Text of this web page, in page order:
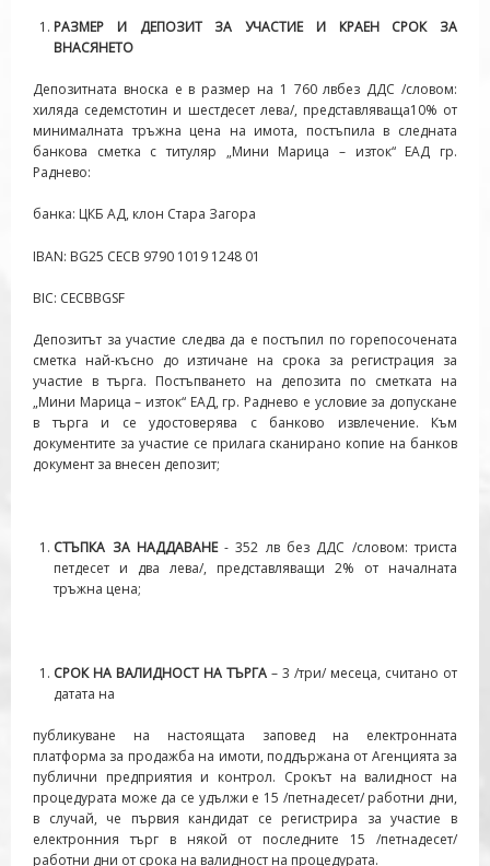
РАЗМЕР И ДЕПОЗИТ ЗА УЧАСТИЕ И КРАЕН СРОК ЗА
ВНАСЯНЕТО
Депозитната вноска е в размер на 1 760 лвбез ДДС /словом:
хиляда седемстотин и шестдесет лева/, представляваща10% от
минималната тръжна цена на имота, постъпила в следната
банкова сметка с титуляр „Мини Марица – изток“ ЕАД гр.
Раднево:
банка: ЦКБ АД, клон Стара Загора
IBAN: BG25 CECB 9790 1019 1248 01
BIC: CECBBGSF
Депозитът за участие следва да е постъпил по горепосочената
сметка най-късно до изтичане на срока за регистрация за
участие в търга. Постъпването на депозита по сметката на
„Мини Марица – изток“ ЕАД, гр. Раднево е условие за допускане
в търга и се удостоверява с банково извлечение. Към
документите за участие се прилага сканирано копие на банков
документ за внесен депозит;
СТЪПКА ЗА НАДДАВАНЕ- 352 лв без ДДС /словом: триста
петдесет и два лева/, представляващи 2% от началната
тръжна цена;
СРОК НА ВАЛИДНОСТ НА ТЪРГА – 3 /три/ месеца, считано от
датата на
публикуване на настоящата заповед на електронната
платформа за продажба на имоти, поддържана от Агенцията за
публични предприятия и контрол. Срокът на валидност на
процедурата може да се удължи е 15 /петнадесет/ работни дни,
в случай, че първия кандидат се регистрира за участие в
електронния търг в някой от последните 15 /петнадесет/
работни дни от срока на валидност на процедурата.